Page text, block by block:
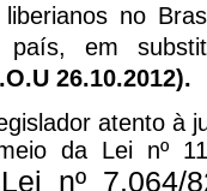
no
país, em
26.10.2012).
atento à
da Lei nº
nº 7.064/